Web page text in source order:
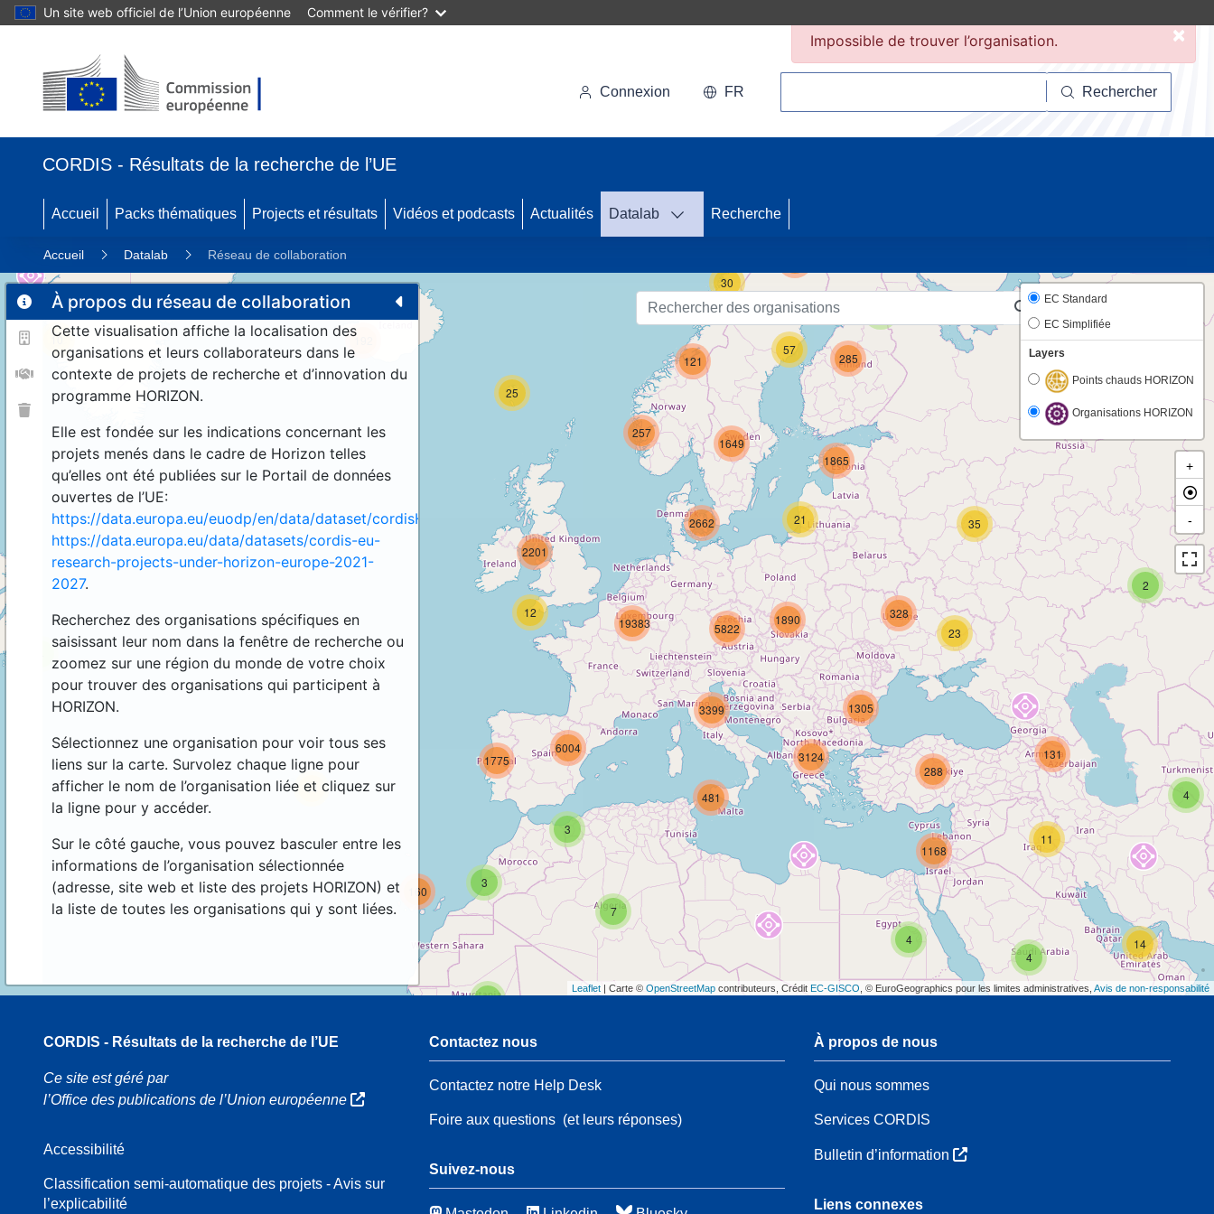
Un site web officiel de l’Union européenne Comment le vérifier?
Connexion FR Rechercher
CORDIS - Résultats de la recherche de l’UE
Accueil Packs thématiques Projects et résultats Vidéos et podcasts Actualités Datalab Recherche
Accueil Datalab Réseau de collaboration
À propos du réseau de collaboration
Cette visualisation affiche la localisation des
organisations et leurs collaborateurs dans le
contexte de projets de recherche et d’innovation du
programme HORIZON.
Elle est fondée sur les indications concernant les
projets menés dans le cadre de Horizon telles
qu’elles ont été publiées sur le Portail de données
ouvertes de l’UE:
https://data.europa.eu/euodp/en/data/dataset/cordisH2020projects.
https://data.europa.eu/data/datasets/cordis-eu-
research-projects-under-horizon-europe-2021-
2027.
Recherchez des organisations spécifiques en
saisissant leur nom dans la fenêtre de recherche ou
zoomez sur une région du monde de votre choix
pour trouver des organisations qui participent à
HORIZON.
Sélectionnez une organisation pour voir tous ses
liens sur la carte. Survolez chaque ligne pour
afficher le nom de l’organisation liée et cliquez sur
la ligne pour y accéder.
Sur le côté gauche, vous pouvez basculer entre les
informations de l’organisation sélectionnée
(adresse, site web et liste des projets HORIZON) et
la liste de toutes les organisations qui y sont liées.
2
16
2
115
14
4
131
10
3
7
3
44
160
30
57
285
23
35
328
4
4
11
288
1168
1305
3124
25
192
12
2201
21
121
257
1649
1865
1890
3399
2662
5822
481
1775
19383
6004
EC Standard
EC Simplifiée
Layers
Points chauds HORIZON
Organisations HORIZON
+
-
Leaflet | Carte © OpenStreetMap contributeurs, Crédit EC-GISCO , © EuroGeographics pour les limites administratives, Avis de non-responsabilité
CORDIS - Résultats de la recherche de l’UE
Ce site est géré par
l’Office des publications de l’Union européenne
Accessibilité
Classification semi-automatique des projets - Avis sur
l’explicabilité
Contactez nous
Contactez notre Help Desk
Foire aux questions(et leurs réponses)
Suivez-nous
À propos de nous
Qui nous sommes
Services CORDIS
Bulletin d’information
Liens connexes
×
Impossible de trouver l’organisation.